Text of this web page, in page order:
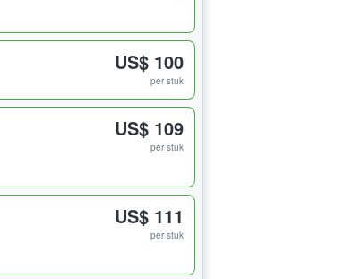
US$ 100
per stuk
US$ 109
per stuk
US$ 111
per stuk